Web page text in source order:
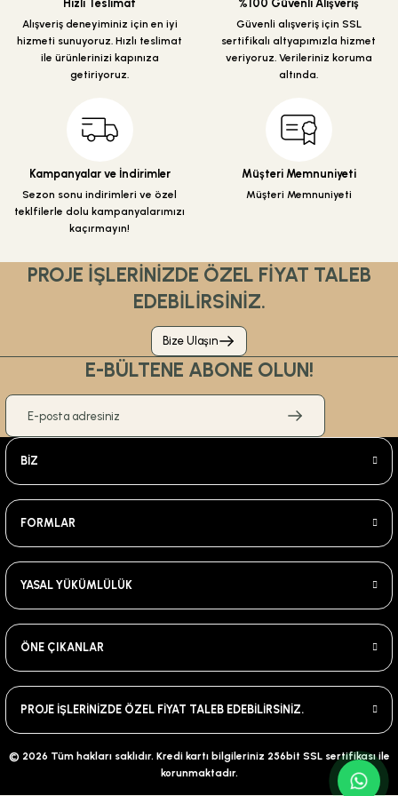
Hızlı Teslimat
Alışveriş deneyiminiz için en iyi
hizmeti sunuyoruz. Hızlı teslimat
ile ürünlerinizi kapınıza
getiriyoruz.
%100 Güvenli Alışveriş
Güvenli alışveriş için SSL
sertifikalı altyapımızla hizmet
veriyoruz. Verileriniz koruma
altında.
Kampanyalar ve İndirimler
Sezon sonu indirimleri ve özel
teklfilerle dolu kampanyalarımızı
kaçırmayın!
Müşteri Memnuniyeti
Müşteri Memnuniyeti
PROJE İŞLERİNİZDE ÖZEL FİYAT TALEB
EDEBİLİRSİNİZ.
Bize Ulaşın
E-BÜLTENE ABONE OLUN!
BİZ
FORMLAR
YASAL YÜKÜMLÜLÜK
ÖNE ÇIKANLAR
PROJE İŞLERİNİZDE ÖZEL FİYAT TALEB EDEBİLİRSİNİZ.
© 2026 Tüm hakları saklıdır. Kredi kartı bilgileriniz 256bit SSL sertifikası ile
korunmaktadır.